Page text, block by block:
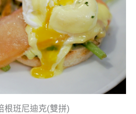
根班尼迪克(雙拼)